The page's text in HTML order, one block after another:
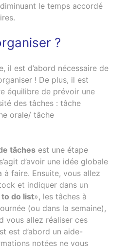
le temps accordé
?
il est d’abord nécessaire de
! De plus, il est
équilibre de prévoir une
des tâches : tâche
orale/ tâche
tâchesest une étape
d’avoir une idée globale
à faire. Ensuite, vous allez
et indiquer dans un
to do list», les tâches à
(ou dans la semaine),
vous allez réaliser ces
est d’abord un aide-
notées ne vous